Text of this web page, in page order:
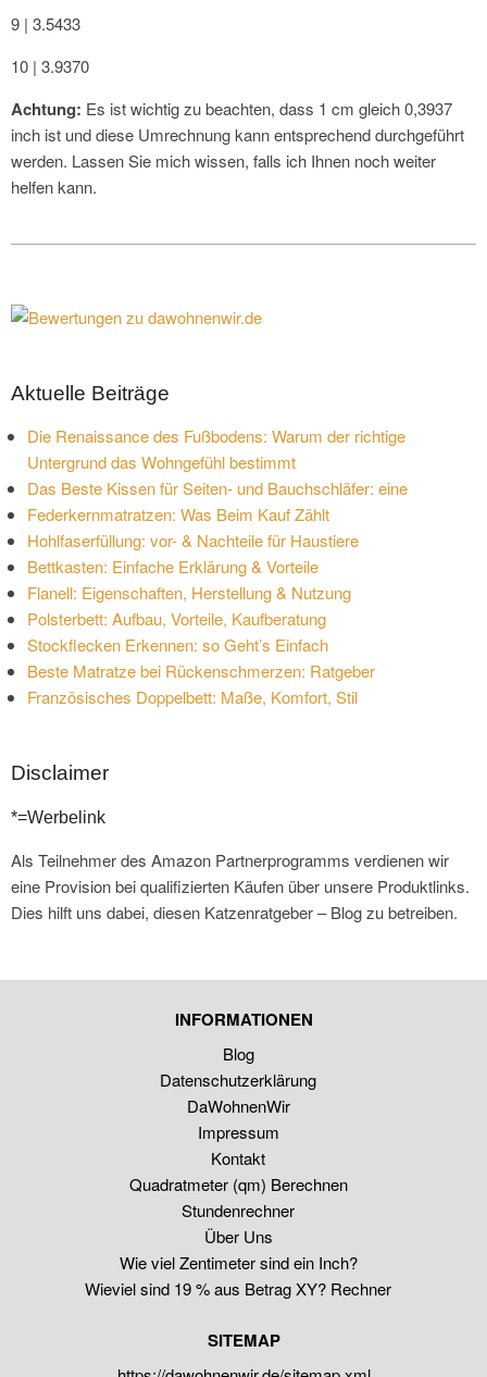
9 | 3.5433
10 | 3.9370
Achtung: Es ist wichtig zu beachten, dass 1 cm gleich 0,3937
inch ist und diese Umrechnung kann entsprechend durchgeführt
werden. Lassen Sie mich wissen, falls ich Ihnen noch weiter
helfen kann.
11
Aktuelle Beiträge
Die Renaissance des Fußbodens: Warum der richtige
Untergrund das Wohngefühl bestimmt
Das Beste Kissen für Seiten- und Bauchschläfer: eine
Federkernmatratzen: Was Beim Kauf Zählt
Hohlfaserfüllung: vor- & Nachteile für Haustiere
Bettkasten: Einfache Erklärung & Vorteile
Flanell: Eigenschaften, Herstellung & Nutzung
Polsterbett: Aufbau, Vorteile, Kaufberatung
Stockflecken Erkennen: so Geht’s Einfach
Beste Matratze bei Rückenschmerzen: Ratgeber
Französisches Doppelbett: Maße, Komfort, Stil
Disclaimer
*=Werbelink
Als Teilnehmer des Amazon Partnerprogramms verdienen wir
eine Provision bei qualifizierten Käufen über unsere Produktlinks.
Dies hilft uns dabei, diesen Katzenratgeber – Blog zu betreiben.
INFORMATIONEN
Blog
Datenschutzerklärung
DaWohnenWir
Impressum
Kontakt
Quadratmeter (qm) Berechnen
Stundenrechner
Über Uns
Wie viel Zentimeter sind ein Inch?
Wieviel sind 19 % aus Betrag XY? Rechner
SITEMAP